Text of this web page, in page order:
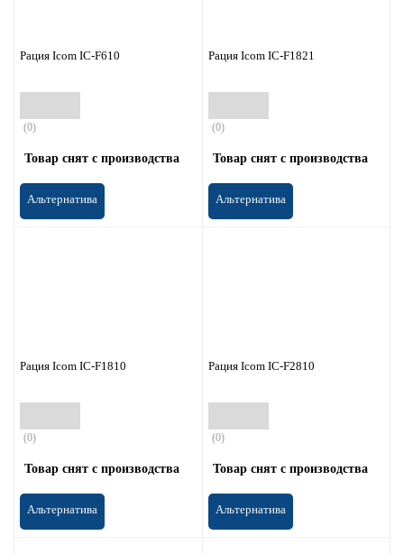
Рация Icom IC-F610
(0)
Товар снят с производства
Альтернатива
Рация Icom IC-F1821
(0)
Товар снят с производства
Альтернатива
Рация Icom IC-F1810
(0)
Товар снят с производства
Альтернатива
Рация Icom IC-F2810
(0)
Товар снят с производства
Альтернатива